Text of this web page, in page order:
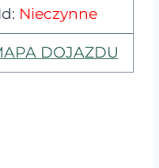
Nieczynne
DOJAZDU